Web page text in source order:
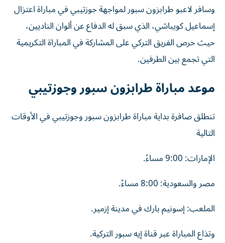
وسافر لاعبو طرابزون سبور لمواجهة جوزتيبي في مباراة اعتزال
إسماعيل كويباشي، الذي سبق له الدفاع عن ألوان الناديين،
حيث حرص الفريق التركي على المشاركة في المباراة التكريمية
التي تجمع بين الطرفين.
موعد مباراة طرابزون سبور وجوزتيبي
تنطلق صافرة بداية مباراة طرابزون سبور وجوزتيبي في الأوقات
التالية
الإمارات: 9:00 مساءً.
مصر والسعودية: 8:00 مساءً.
الملعب: إسونيم بارك في مدينة إزمير.
وتذاع المباراة عبر قناة إيه سبور التركية.